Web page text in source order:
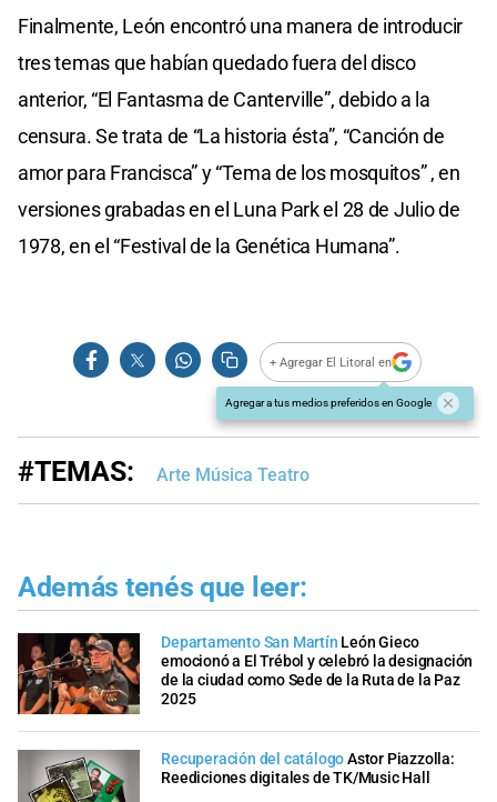
Finalmente, León encontró una manera de introducir
tres temas que habían quedado fuera del disco
anterior, “El Fantasma de Canterville”, debido a la
censura. Se trata de “La historia ésta”, “Canción de
amor para Francisca” y “Tema de los mosquitos” , en
versiones grabadas en el Luna Park el 28 de Julio de
1978, en el “Festival de la Genética Humana”.
+ Agregar El Litoral en
Agregar a tus medios preferidos en Google
#TEMAS: Arte Música Teatro
Además tenés que leer:
Departamento San Martín León Gieco
emocionó a El Trébol y celebró la designación
de la ciudad como Sede de la Ruta de la Paz
2025
Recuperación del catálogoAstor Piazzolla:
Reediciones digitales de TK/Music Hall